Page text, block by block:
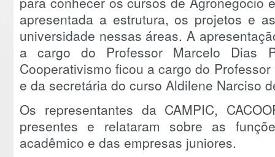
apresentada a estrutura, os projetos e
universidade nessas áreas. A
a cargo do Professor Marcelo Dias
Cooperativismo ficou a cargo do
e da secretária do curso Aldilene Narciso
Os representantes da CAMPIC,
presentes e relataram sobre as
acadêmico e das empresas juniores.